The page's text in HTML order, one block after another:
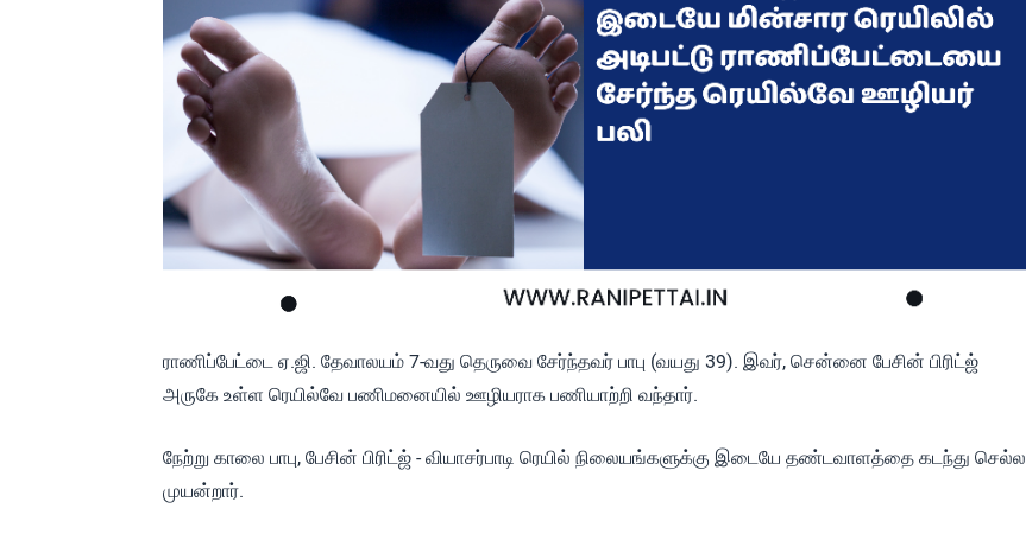
ராணிப்பேட்டை ஏ.ஜி. தேவாலயம் 7-வது தெருவை சேர்ந்தவர் பாபு (வயது 39). இவர், சென்னை பேசின் பிரிட்ஜ்
அருகே உள்ள ரெயில்வே பணிமனையில் ஊழியராக பணியாற்றி வந்தார்.
நேற்று காலை பாபு, பேசின் பிரிட்ஜ் - வியாசர்பாடி ரெயில் நிலையங்களுக்கு இடையே தண்டவாளத்தை கடந்து செல்ல
முயன்றார்.